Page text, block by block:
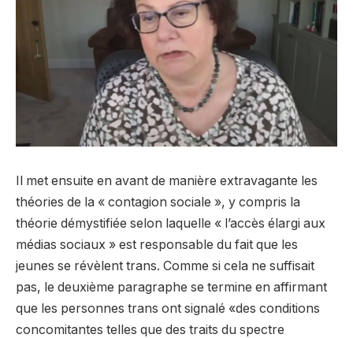
Il met ensuite en avant de manière extravagante les
théories de la « contagion sociale », y compris la
théorie démystifiée selon laquelle « l’accès élargi aux
médias sociaux » est responsable du fait que les
jeunes se révèlent trans. Comme si cela ne suffisait
pas, le deuxième paragraphe se termine en affirmant
que les personnes trans ont signalé «des conditions
concomitantes telles que des traits du spectre